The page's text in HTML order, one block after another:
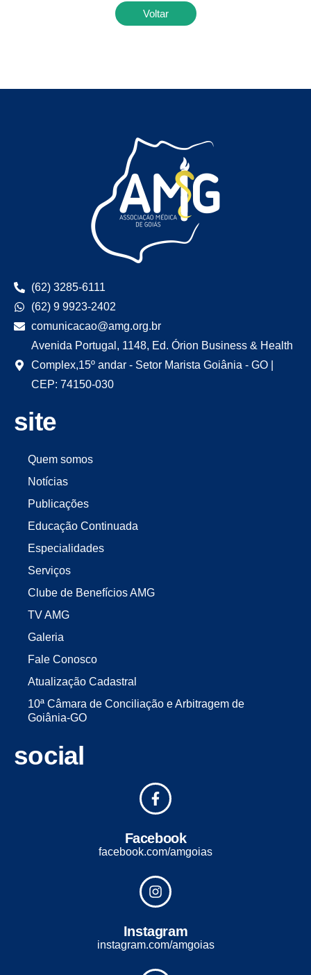
Voltar
(62) 3285-6111
(62) 9 9923-2402
comunicacao@amg.org.br
Avenida Portugal, 1148, Ed. Órion Business & Health
Complex,15º andar - Setor Marista Goiânia - GO |
CEP: 74150-030
site
Quem somos
Notícias
Publicações
Educação Continuada
Especialidades
Serviços
Clube de Benefícios AMG
TV AMG
Galeria
Fale Conosco
Atualização Cadastral
10ª Câmara de Conciliação e Arbitragem de
Goiânia-GO
social
Facebook
facebook.com/amgoias
Instagram
instagram.com/amgoias